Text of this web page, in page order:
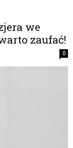
we
zaufać!
0